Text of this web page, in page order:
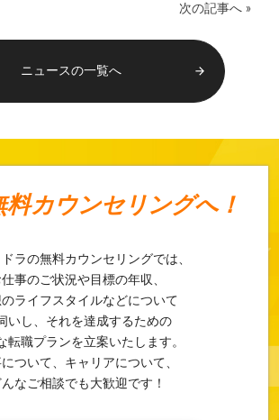
次の記事へ »
ニュースの一覧へ arrow_forward
料カウンセリングへ！
ラの無料カウンセリングでは、
仕事のご状況や目標の年収、
ライフスタイルなどについて
いし、それを達成するための
転職プランを立案いたします。
ついて、キャリアについて、
んなご相談でも大歓迎です！